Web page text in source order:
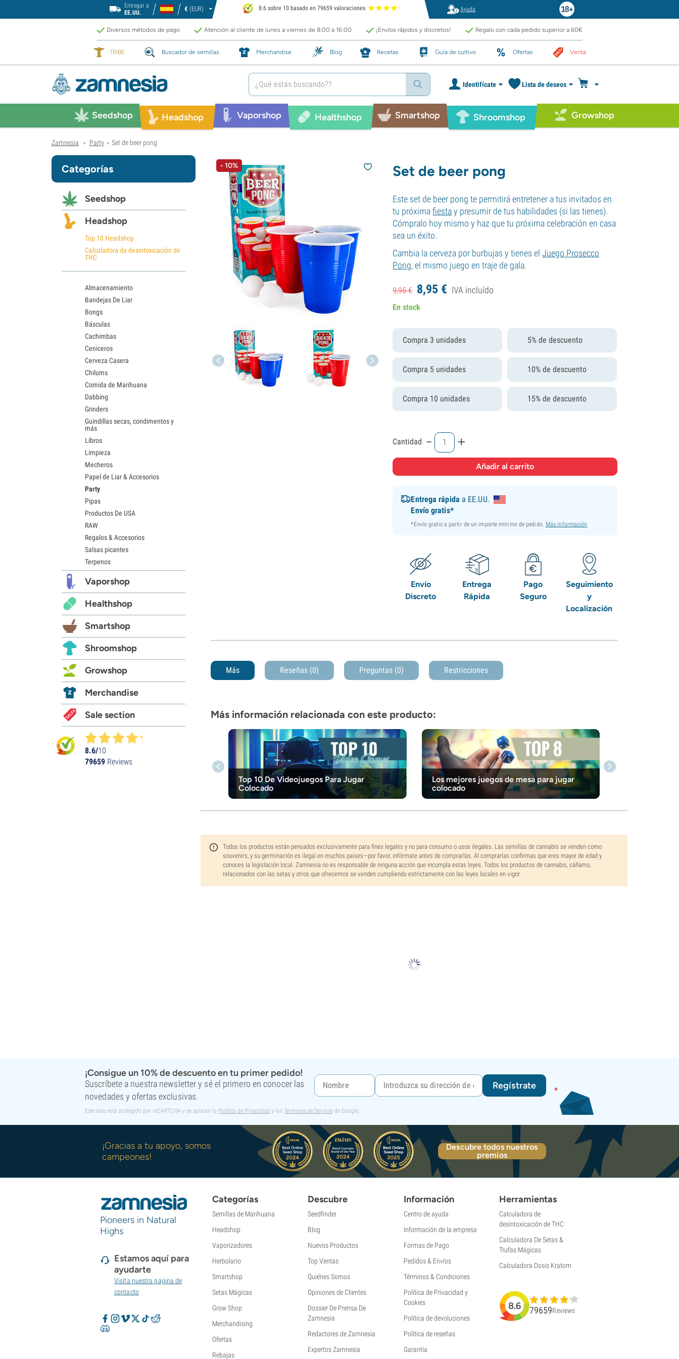
Entregar a
EE.UU.
€ (EUR) 8.6 sobre 10 basado en 79659 valoraciones Ayuda
Diversos métodos de pago Atención al cliente de lunes a viernes de 8:00 a 16:00 ¡Envíos rápidos y discretos! Regalo con cada pedido superior a 60€
TRIBE Buscador de semillas Merchandise Blog Recetas Guía de cultivo Ofertas Venta
Identifícate Lista de deseos
Seedshop Headshop Vaporshop Healthshop Smartshop Shroomshop Growshop
Zamnesia > Party > Set de beer pong
- 10% Set de beer pong
Este set de beer pong te permitirá entretener a tus invitados en
tu próximafiestay presumir de tus habilidades (si las tienes).
Cómpralo hoy mismo y haz que tu próxima celebración en casa
sea un éxito.
Cambia la cerveza por burbujas y tienes elJuego Prosecco
Pong, el mismo juego en traje de gala.
9,95€ 8,95 € IVA incluído
En stock
Compra 3 unidades 5% de descuento
Compra 5 unidades 10% de descuento
Compra 10 unidades 15% de descuento
Cantidad - +
Entrega rápida a EE.UU.
Envío gratis*
*Envío gratis a partir de un importe mínimo de pedido. Más información
Envío
Discreto
Entrega
Rápida
Pago
Seguro
Seguimiento
y
Localización
Más Reseñas (0) Preguntas (0) Restricciones
Más información relacionada con este producto:
Top 10 De Videojuegos Para Jugar
Colocado
Los mejores juegos de mesa para jugar
colocado
Todos los productos están pensados exclusivamente para fines legales y no para consumo o usos ilegales. Las semillas de cannabis se venden como
souvenirs, y su germinación es ilegal en muchos países—por favor, infórmate antes de comprarlas. Al comprarlas confirmas que eres mayor de edad y
conoces la legislación local. Zamnesia no es responsable de ninguna acción que incumpla estas leyes. Todos los productos de cannabis, cáñamo,
relacionados con las setas y otros que ofrecemos se venden cumpliendo estrictamente con las leyes locales en vigor.
Categorías
Seedshop
Headshop
Top 10 Headshop
Calculadora de desintoxicación de
THC
Almacenamiento
Bandejas De Liar
Bongs
Básculas
Cachimbas
Ceniceros
Cerveza Casera
Chilums
Comida de Marihuana
Dabbing
Grinders
Guindillas secas, condimentos y
más
Libros
Limpieza
Mecheros
Papel de Liar & Accesorios
Party
Pipas
Productos De USA
RAW
Regalos & Accesorios
Salsas picantes
Terpenos
Vaporshop
Healthshop
Smartshop
Shroomshop
Growshop
Merchandise
Sale section
8.6/10
79659 Reviews
¡Consigue un 10% de descuento en tu primer pedido!
Suscríbete a nuestra newsletter y sé el primero en conocer las
novedades y ofertas exclusivas.
Regístrate
Este sitio está protegido por reCAPTCHA y se aplican la Política de Privacidad y los Términos de Servicio de Google.
¡Gracias a tu apoyo, somos
campeones!
Descubre todos nuestros
premios
Pioneers in Natural
Highs
Estamos aquí para
ayudarte
Visita nuestra página de
contacto
Categorías
Semillas de Marihuana
Headshop
Vaporizadores
Herbolario
Smartshop
Setas Mágicas
Grow Shop
Merchandising
Ofertas
Rebajas
Descubre
Seedfinder
Blog
Nuevos Productos
Top Ventas
Quiénes Somos
Opiniones de Clientes
Dossier De Prensa De
Zamnesia
Redactores de Zamnesia
Expertos Zamnesia
Información
Centro de ayuda
Información de la empresa
Formas de Pago
Pedidos & Envíos
Términos & Condiciones
Política de Privacidad y
Cookies
Política de devoluciones
Política de reseñas
Garantía
Herramientas
Calculadora de
desintoxicación de THC
Calculadora De Setas &
Trufas Mágicas
Calculadora Dosis Kratom
8.6 79659Reviews